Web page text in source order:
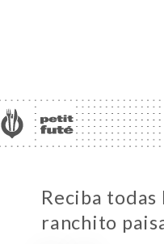
Reciba
ranchito